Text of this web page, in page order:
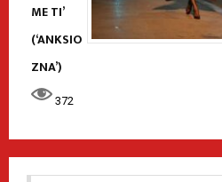
ME TI’
(‘ANKSIO
ZNA’)
372